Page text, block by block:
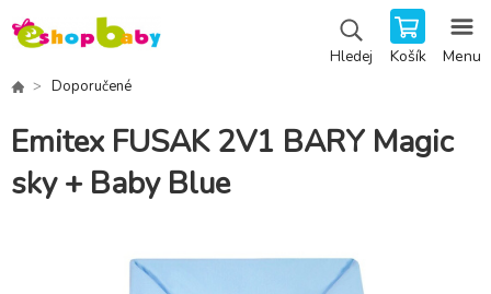
Hledej Košík Menu
Doporučené
Emitex FUSAK 2V1 BARY Magic
sky + Baby Blue